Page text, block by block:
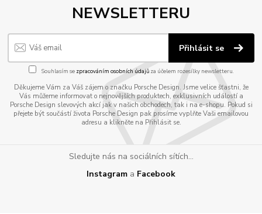
NEWSLETTERU
Přihlásit se
Souhlasím se zpracováním osobních údajůza účelem rozesílky newsletteru.
Děkujeme Vám za Váš zájem o značku Porsche Design. Jsme velice šťastni, že
Vás můžeme informovat o nejnovějších produktech, exklusivních událostí a
Porsche Design slevových akcí jak v našich obchodech, tak i na e-shopu. Pokud si
přejete být součástí života Porsche Design pak prosíme vyplňte Vaši emailovou
adresu a klikněte na Přihlásit se.
Sledujte nás na sociálních sítích...
Instagram a Facebook